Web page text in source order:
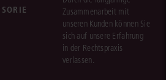
Zusammenarbeit mit
unseren Kunden können Sie
sich auf unsere Erfahrung
in der Rechtspraxis
verlassen.